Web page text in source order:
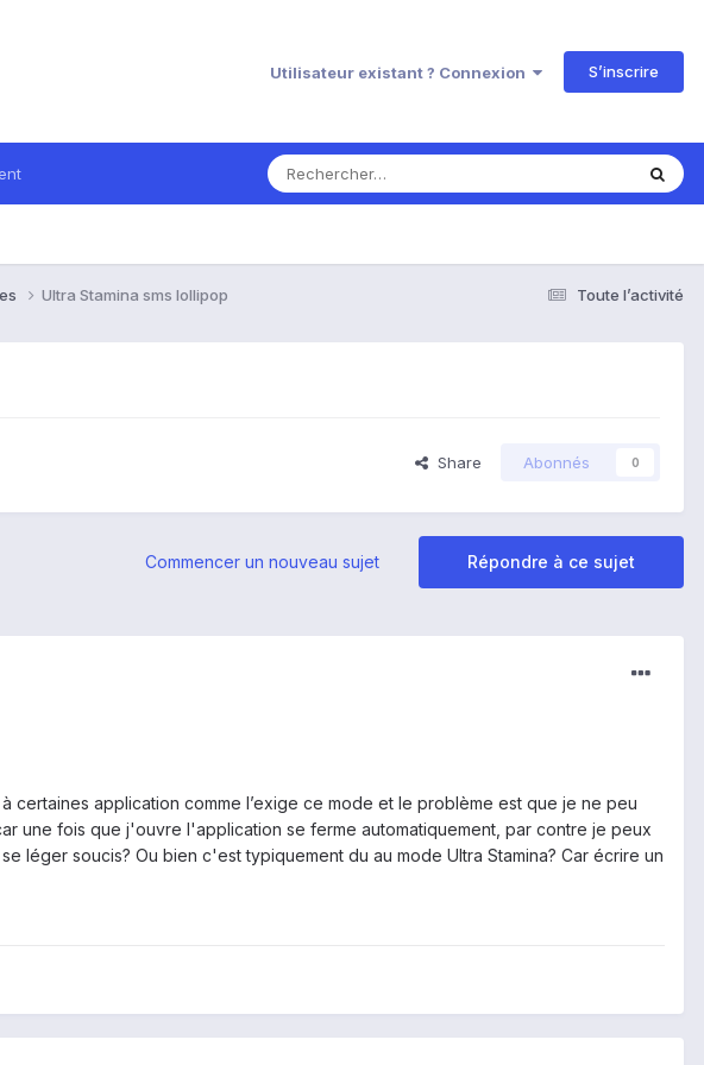
Utilisateur existant ? Connexion S’inscrire
Toute l’activité
Ultra Stamina sms lollipop
Share Abonnés 0
Répondre à ce sujet
Commencer un nouveau sujet
certaines application comme l’exige ce mode et le problème est que je ne peu
une fois que j'ouvre l'application se ferme automatiquement, par contre je peux
léger soucis? Ou bien c'est typiquement du au mode Ultra Stamina? Car écrire un